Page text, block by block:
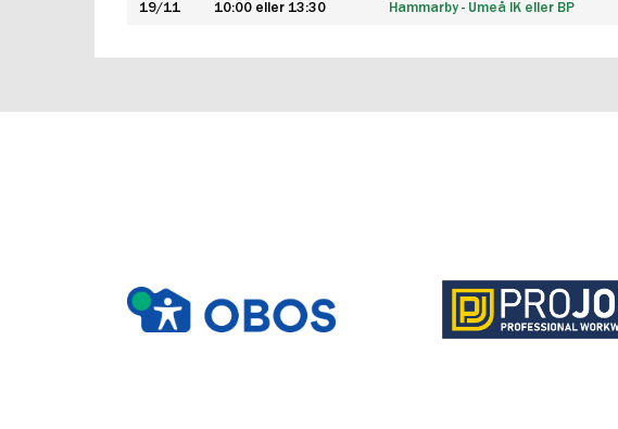
19/11 10:00 eller 13:30 Hammarby - Umeå IK eller BP